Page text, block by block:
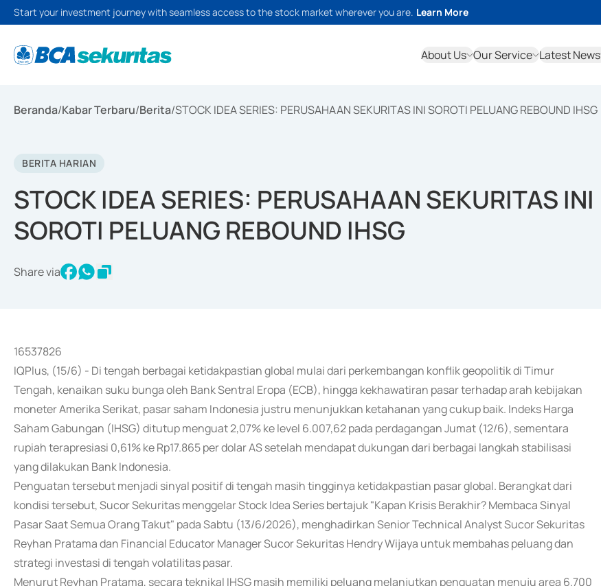
Start your investment journey with seamless access to the stock market wherever you are. Learn More
About Us Our Service Latest News
Beranda/Kabar Terbaru/Berita/STOCK IDEA SERIES: PERUSAHAAN SEKURITAS INI SOROTI PELUANG REBOUND IHSG
BERITA HARIAN
STOCK IDEA SERIES: PERUSAHAAN SEKURITAS INI
SOROTI PELUANG REBOUND IHSG
Share via
16537826
IQPlus, (15/6) - Di tengah berbagai ketidakpastian global mulai dari perkembangan konflik geopolitik di Timur
Tengah, kenaikan suku bunga oleh Bank Sentral Eropa (ECB), hingga kekhawatiran pasar terhadap arah kebijakan
moneter Amerika Serikat, pasar saham Indonesia justru menunjukkan ketahanan yang cukup baik. Indeks Harga
Saham Gabungan (IHSG) ditutup menguat 2,07% ke level 6.007,62 pada perdagangan Jumat (12/6), sementara
rupiah terapresiasi 0,61% ke Rp17.865 per dolar AS setelah mendapat dukungan dari berbagai langkah stabilisasi
yang dilakukan Bank Indonesia.
Penguatan tersebut menjadi sinyal positif di tengah masih tingginya ketidakpastian pasar global. Berangkat dari
kondisi tersebut, Sucor Sekuritas menggelar Stock Idea Series bertajuk "Kapan Krisis Berakhir? Membaca Sinyal
Pasar Saat Semua Orang Takut" pada Sabtu (13/6/2026), menghadirkan Senior Technical Analyst Sucor Sekuritas
Reyhan Pratama dan Financial Educator Manager Sucor Sekuritas Hendry Wijaya untuk membahas peluang dan
strategi investasi di tengah volatilitas pasar.
Menurut Reyhan Pratama, secara teknikal IHSG masih memiliki peluang melanjutkan penguatan menuju area 6.700